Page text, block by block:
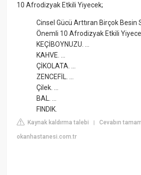
10 Afrodizyak Etkili Yiyecek;
Cinsel Gücü Arttıran Birçok Besin
Önemli 10 Afrodizyak Etkili
KEÇİBOYNUZU. ...
KAHVE. ...
ÇİKOLATA. ...
ZENCEFİL. ...
Çilek. ...
BAL. ...
FINDIK.
Kaynak kaldırma talebi |Cevabın
okanhastanesi.com.tr